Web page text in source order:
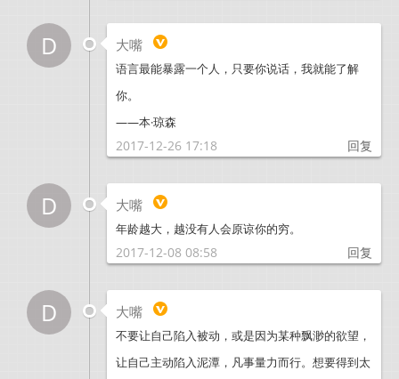
D 大嘴
语言最能暴露一个人，只要你说话，我就能了解
你。
——本·琼森
2017-12-26 17:18 回复
D 大嘴
年龄越大，越没有人会原谅你的穷。
2017-12-08 08:58 回复
D 大嘴
不要让自己陷入被动，或是因为某种飘渺的欲望，
让自己主动陷入泥潭，凡事量力而行。想要得到太